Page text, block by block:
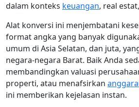
dalam konteks keuangan, real
Alat konversi ini menjembatani
format angka yang banyak
umum di Asia Selatan, dan juta,
negara-negara Barat. Baik Anda
membandingkan valuasi
properti, atau menafsirkan
ini memberikan kejelasan instan.